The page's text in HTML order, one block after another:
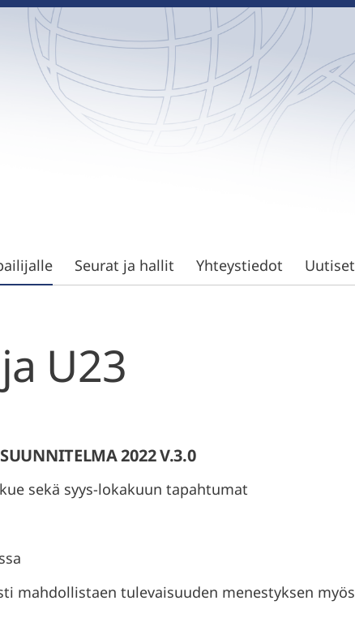
Seurat ja hallit Yhteystiedot Uutiset
U23
2022 V.3.0
sekä syys-lokakuun tapahtumat
mahdollistaen tulevaisuuden menestyksen myös